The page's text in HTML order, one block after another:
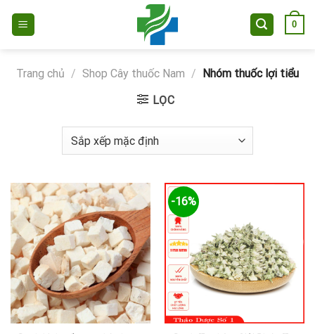
0
Trang chủ / Shop Cây thuốc Nam / Nhóm thuốc lợi tiểu
LỌC
-16%